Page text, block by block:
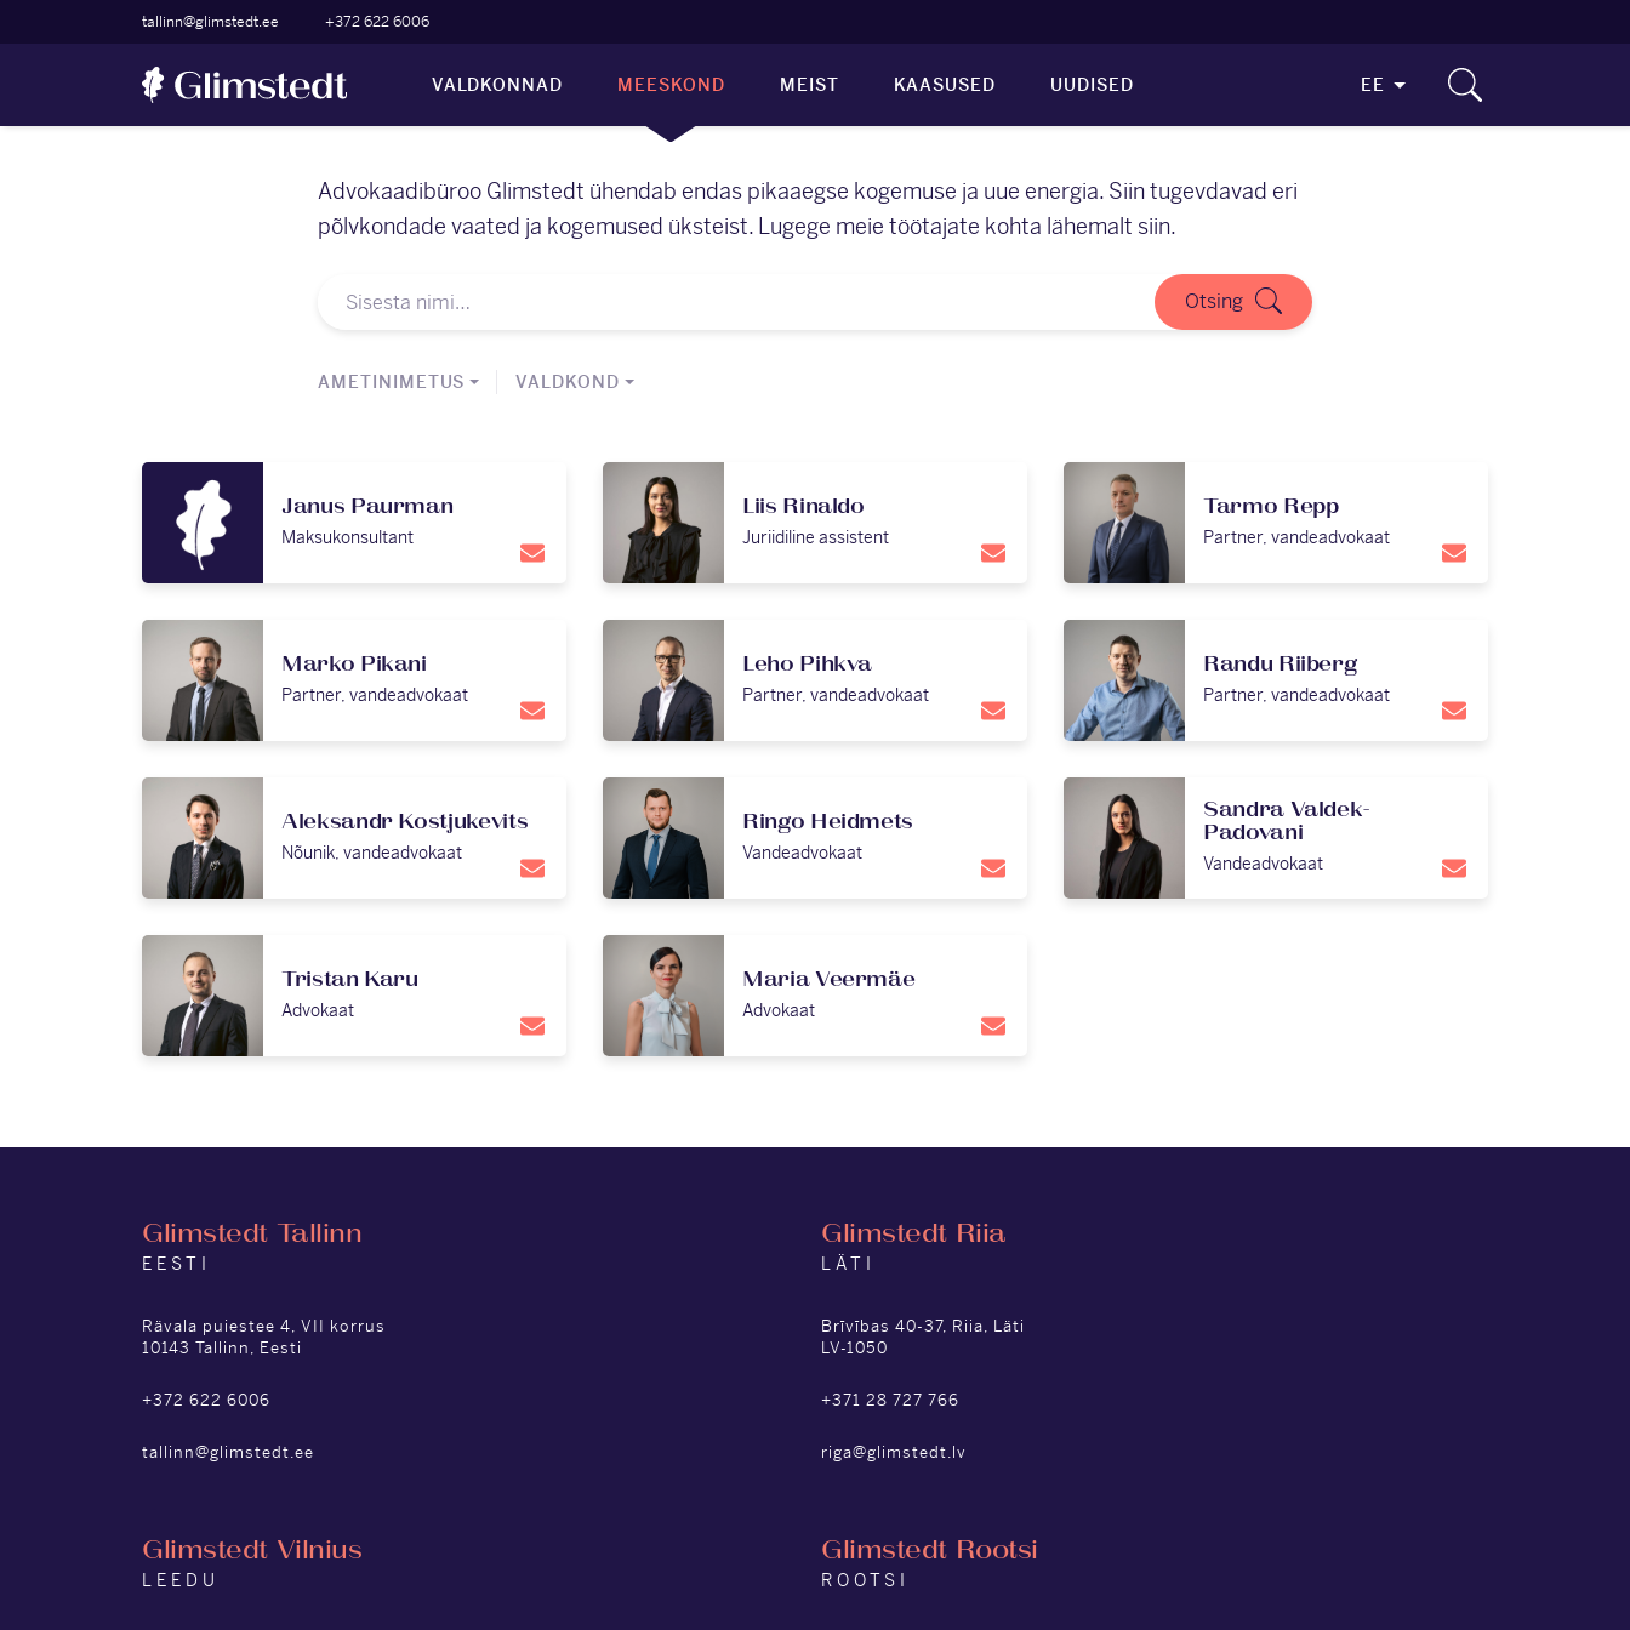
tallinn@glimstedt.ee +372 622 6006
VALDKONNAD MEESKOND MEIST KAASUSED UUDISED EE
Advokaadibüroo Glimstedt ühendab endas pikaaegse kogemuse ja uue energia. Siin tugevdavad eri
põlvkondade vaated ja kogemused üksteist. Lugege meie töötajate kohta lähemalt siin.
Otsing
AMETINIMETUS VALDKOND
Janus Paurman
Maksukonsultant
Liis Rinaldo
Juriidiline assistent
Tarmo Repp
Partner, vandeadvokaat
Marko Pikani
Partner, vandeadvokaat
Leho Pihkva
Partner, vandeadvokaat
Randu Riiberg
Partner, vandeadvokaat
Aleksandr Kostjukevits
Nõunik, vandeadvokaat
Ringo Heidmets
Vandeadvokaat
Sandra Valdek-
Padovani
Vandeadvokaat
Tristan Karu
Advokaat
Maria Veermäe
Advokaat
Glimstedt Tallinn
EESTI
Rävala puiestee 4, VII korrus
10143 Tallinn, Eesti
+372 622 6006
tallinn@glimstedt.ee
Glimstedt Riia
LÄTI
Brīvības 40-37, Riia, Läti
LV-1050
+371 28 727 766
riga@glimstedt.lv
Glimstedt Vilnius
LEEDU
Glimstedt Rootsi
ROOTSI